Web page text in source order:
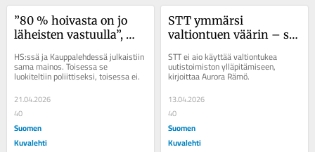
”80 % hoivasta on jo
läheisten vastuulla”,
merkitsi aineiston
poliittiseksi,
HS:ssä ja Kauppalehdessä julkaistiin
sama mainos. Toisessa se
luokiteltiin poliittiseksi, toisessa ei.
21.04.2026
40
Suomen
Kuvalehti
STT ymmärsi
valtiontuen väärin – se
bisneksiinsä, ei
toimitukseensa
STT ei aio käyttää valtiontukea
uutistoimiston ylläpitämiseen,
kirjoittaa Aurora Rämö.
13.04.2026
40
Suomen
Kuvalehti